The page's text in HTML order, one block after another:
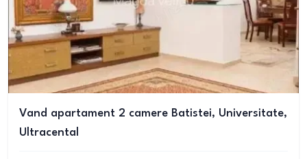
Vand apartament 2 camere Batistei, Universitate,
Ultracental